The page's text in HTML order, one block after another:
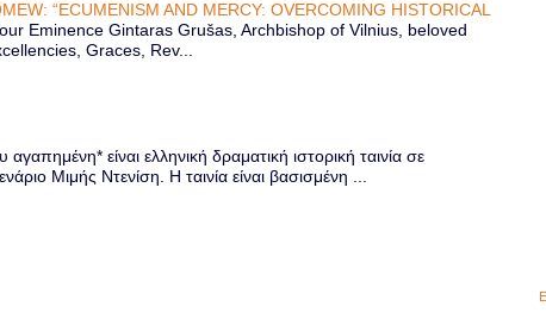
“ECUMENISM AND MERCY: OVERCOMING HISTORICAL
Eminence Gintaras Grušas, Archbishop of Vilnius, beloved
Graces, Rev...
είναι ελληνική δραματική ιστορική ταινία σε
Μιμής Ντενίση. Η ταινία είναι βασισμένη ...